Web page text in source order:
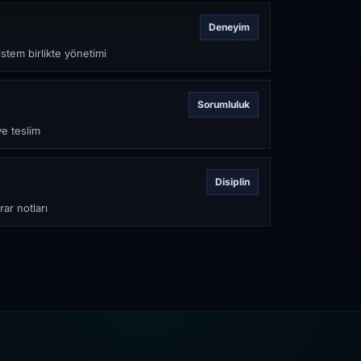
Deneyim
birlikte yönetimi
Sorumluluk
teslim
Disiplin
notları